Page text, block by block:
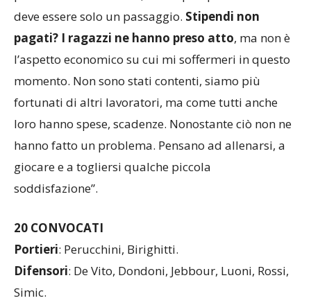
partite sono tantissime, non si può pensare che
deve essere solo un passaggio.Stipendi non
pagati? I ragazzi ne hanno preso atto, ma non è
l’aspetto economico su cui mi soffermeri in questo
momento. Non sono stati contenti, siamo più
fortunati di altri lavoratori, ma come tutti anche
loro hanno spese, scadenze. Nonostante ciò non ne
hanno fatto un problema. Pensano ad allenarsi, a
giocare e a togliersi qualche piccola
20 CONVOCATI
Portieri: Perucchini, Birighitti.
Difensori